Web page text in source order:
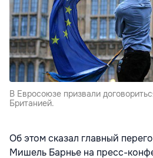
В Евросоюзе призвали
Британией.
Об этом сказал главный
Мишель Барнье на пресс-